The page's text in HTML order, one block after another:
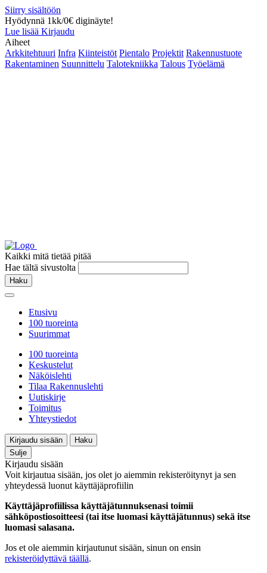
Siirry sisältöön
Hyödynnä 1kk/0€ diginäyte!
Lue lisää Kirjaudu
Aiheet
Arkkitehtuuri Infra Kiinteistöt Pientalo Projektit Rakennustuote
Rakentaminen Suunnittelu Talotekniikka Talous Työelämä
Kaikki mitä tietää pitää
Hae tältä sivustolta
Haku
Etusivu
100 tuoreinta
Suurimmat
100 tuoreinta
Keskustelut
Näköislehti
Tilaa Rakennuslehti
Uutiskirje
Toimitus
Yhteystiedot
Kirjaudu sisään
Haku
Sulje
Kirjaudu sisään
Voit kirjautua sisään, jos olet jo aiemmin rekisteröitynyt ja sen
yhteydessä luonut käyttäjäprofiilin
Käyttäjäprofiilissa käyttäjätunnuksenasi toimii
sähköpostiosoitteesi (tai itse luomasi käyttäjätunnus) sekä itse
luomasi salasana.
Jos et ole aiemmin kirjautunut sisään, sinun on ensin
rekisteröidyttävä täällä.